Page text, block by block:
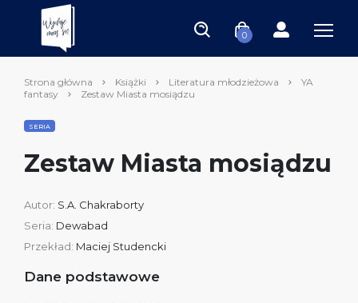
0
Strona główna Książki Literatura młodzieżowa
YA
fantasy
Zestaw Miasta mosiądzu
SERIA
Zestaw Miasta mosiądzu
Autor: S.A. Chakraborty
Seria: Dewabad
Przekład: Maciej Studencki
Dane podstawowe